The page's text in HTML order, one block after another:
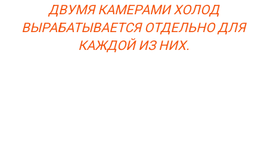
ДВУМЯ КАМЕРАМИ ХОЛОД
ВЫРАБАТЫВАЕТСЯ ОТДЕЛЬНО ДЛЯ
КАЖДОЙ ИЗ НИХ.